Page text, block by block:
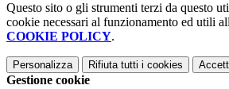
Questo sito o gli strumenti terzi da questo
cookie necessari al funzionamento ed utili
COOKIE POLICY.
Personalizza Rifiuta tutti i cookies
Gestione cookie